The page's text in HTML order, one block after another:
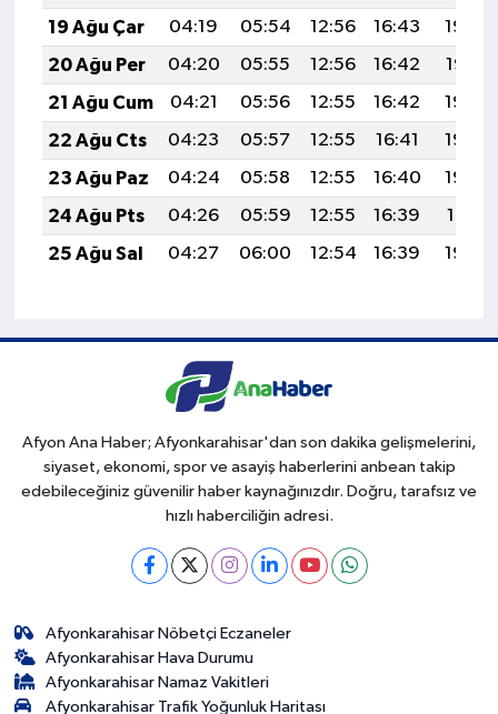
19 Ağu Çar
04:19 05:54 12:56 16:43
19:48
20 Ağu Per
04:20 05:55 12:56 16:42
19:47
21 Ağu Cum
04:21 05:56 12:55 16:42
19:45
22 Ağu Cts
04:23 05:57 12:55 16:41
19:44
23 Ağu Paz
04:24 05:58 12:55 16:40
19:42
24 Ağu Pts
04:26 05:59 12:55 16:39
19:41
25 Ağu Sal
04:27 06:00 12:54 16:39 19:39
Afyon Ana Haber; Afyonkarahisar'dan son dakika gelişmelerini,
siyaset, ekonomi, spor ve asayiş haberlerini anbean takip
edebileceğiniz güvenilir haber kaynağınızdır. Doğru, tarafsız ve
hızlı haberciliğin adresi.
Afyonkarahisar Nöbetçi Eczaneler
Afyonkarahisar Hava Durumu
Afyonkarahisar Namaz Vakitleri
Afyonkarahisar Trafik Yoğunluk Haritası